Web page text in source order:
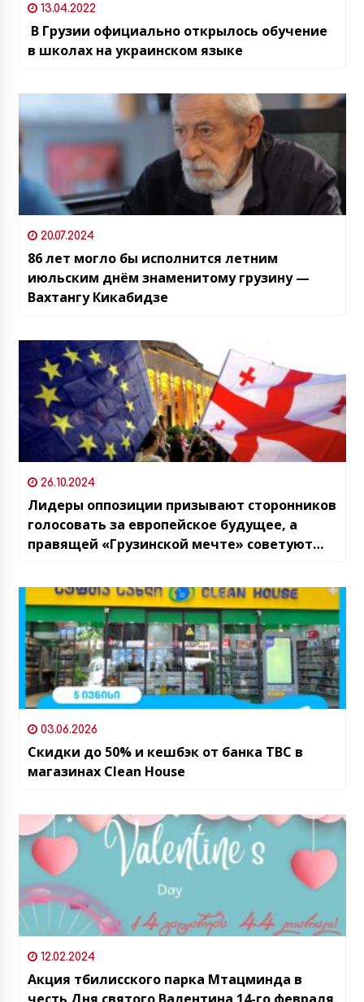
13.04.2022
В Грузии официально открылось обучение
в школах на украинском языке
20.07.2024
86 лет могло бы исполнится летним
июльским днём знаменитому грузину —
Вахтангу Кикабидзе
26.10.2024
Лидеры оппозиции призывают сторонников
голосовать за европейское будущее, а
правящей «Грузинской мечте» советуют
03.06.2026
Скидки до 50% и кешбэк от банка TBC в
магазинах Clean House
12.02.2024
Акция тбилисского парка Мтацминда в